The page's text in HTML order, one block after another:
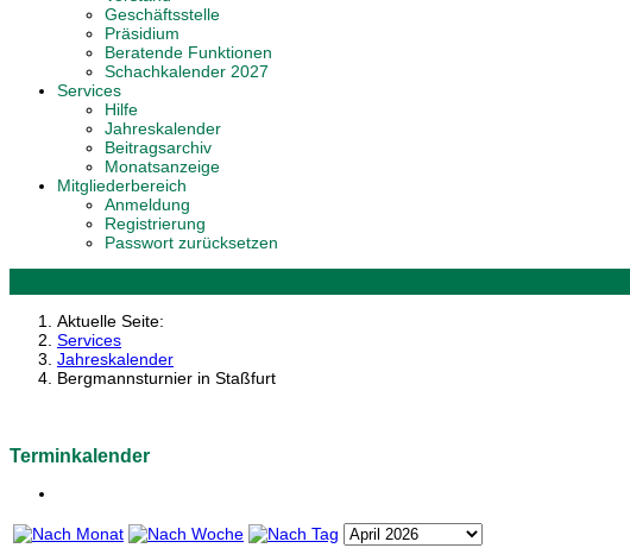
Geschäftsstelle
Präsidium
Beratende Funktionen
Schachkalender 2027
Services
Hilfe
Jahreskalender
Beitragsarchiv
Monatsanzeige
Mitgliederbereich
Anmeldung
Registrierung
Passwort zurücksetzen
Aktuelle Seite:
Services
Jahreskalender
Bergmannsturnier in Staßfurt
Terminkalender